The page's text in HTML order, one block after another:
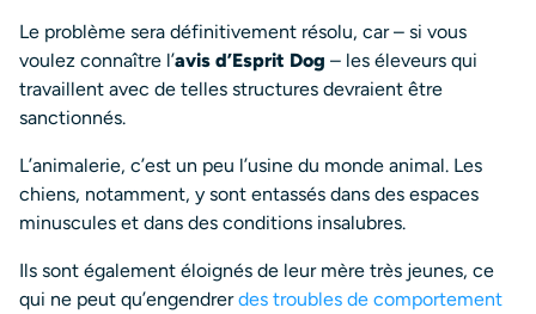
Le problème sera définitivement résolu, car – si vous
voulez connaître l’avis d’Esprit Dog – les éleveurs qui
travaillent avec de telles structures devraient être
sanctionnés.
L’animalerie, c’est un peu l’usine du monde animal. Les
chiens, notamment, y sont entassés dans des espaces
minuscules et dans des conditions insalubres.
Ils sont également éloignés de leur mère très jeunes, ce
qui ne peut qu’engendrerdes troubles de comportement